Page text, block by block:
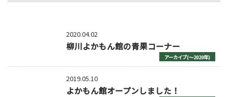
2020.04.02
柳川よかもん館の青果コーナー
アーカイブ(〜2020年)
2019.05.10
よかもん館オープンしました！